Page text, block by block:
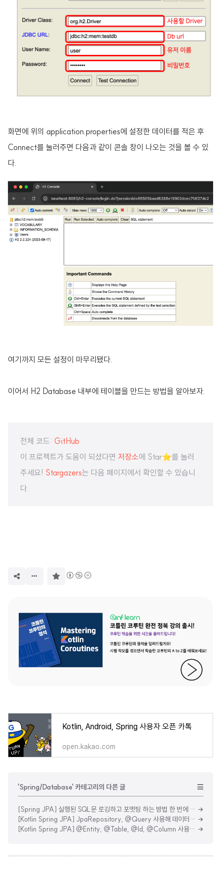
화면에 위의 application.properties에 설정한 데이터를 적은 후
Connect를 눌러주면 다음과 같이 콘솔 창이 나오는 것을 볼 수 있
다.
여기까지 모든 설정이 마무리됐다.
이어서 H2 Database 내부에 테이블을 만드는 방법을 알아보자.
전체 코드: GitHub
이 프로젝트가 도움이 되셨다면 저장소에 Star⭐️를 눌러
주세요! Stargazers는 다음 페이지에서 확인할 수 있습니
다.
Kotlin, Android, Spring 사용자 오픈 카톡
open.kakao.com
'Spring/Database' 카테고리의 다른 글
[Spring JPA] 실행된 SQL문 로깅하고 포멧팅 하는 방법 한 번에 정리하기
[Kotlin Spring JPA] JpaRepository, @Query 사용해 데이터베이스에 쿼리 하는 방법 한 번에 정리하기
[Kotlin Spring JPA] @Entity, @Table, @Id, @Column 사용해 Table 정보 설정하는 방법 한 번에 정리하기